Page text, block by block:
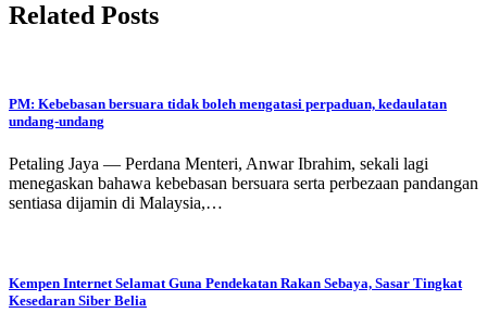
Related Posts
PM: Kebebasan bersuara tidak boleh mengatasi perpaduan, kedaulatan
undang-undang
Petaling Jaya — Perdana Menteri, Anwar Ibrahim, sekali lagi
menegaskan bahawa kebebasan bersuara serta perbezaan pandangan
sentiasa dijamin di Malaysia,…
Kempen Internet Selamat Guna Pendekatan Rakan Sebaya, Sasar Tingkat
Kesedaran Siber Belia